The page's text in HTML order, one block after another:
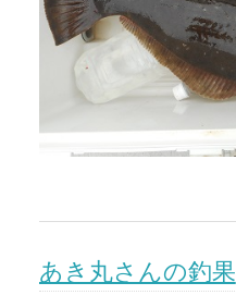
あき丸さんの釣果